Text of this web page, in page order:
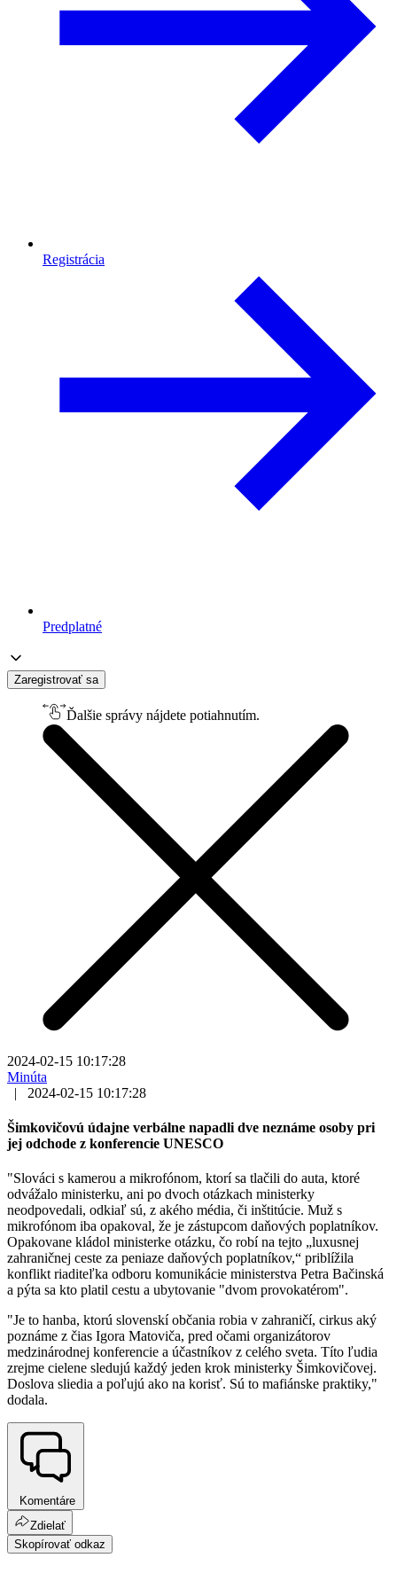
Registrácia
Predplatné
Zaregistrovať sa
Ďalšie správy nájdete potiahnutím.
2024-02-15 10:17:28
Minúta
|
2024-02-15 10:17:28
Šimkovičovú údajne verbálne napadli dve neznáme osoby pri
jej odchode z konferencie UNESCO
"Slováci s kamerou a mikrofónom, ktorí sa tlačili do auta, ktoré
odvážalo ministerku, ani po dvoch otázkach ministerky
neodpovedali, odkiaľ sú, z akého média, či inštitúcie. Muž s
mikrofónom iba opakoval, že je zástupcom daňových poplatníkov.
Opakovane kládol ministerke otázku, čo robí na tejto „luxusnej
zahraničnej ceste za peniaze daňových poplatníkov,“ priblížila
konflikt riaditeľka odboru komunikácie ministerstva Petra Bačinská
a pýta sa kto platil cestu a ubytovanie "dvom provokatérom".
"Je to hanba, ktorú slovenskí občania robia v zahraničí, cirkus aký
poznáme z čias Igora Matoviča, pred očami organizátorov
medzinárodnej konferencie a účastníkov z celého sveta. Títo ľudia
zrejme cielene sledujú každý jeden krok ministerky Šimkovičovej.
Doslova sliedia a poľujú ako na korisť. Sú to mafiánske praktiky,"
dodala.
Komentáre
Zdielať
Skopírovať odkaz